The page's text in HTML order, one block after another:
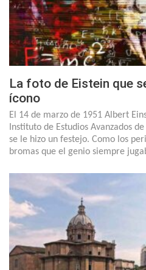
La foto de Eistein que
ícono
El 14 de marzo de 1951 Albert
Instituto de Estudios Avanzados
se le hizo un festejo. Como los
bromas que el genio siempre